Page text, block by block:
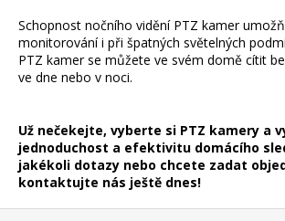
Schopnost nočního vidění PTZ kamer
monitorování i při špatných světelných
PTZ kamer se můžete ve svém domě cítit
ve dne nebo v noci.
Už nečekejte, vyberte si PTZ kamery a
jednoduchost a efektivitu domácího
jakékoli dotazy nebo chcete zadat
kontaktujte nás ještě dnes!